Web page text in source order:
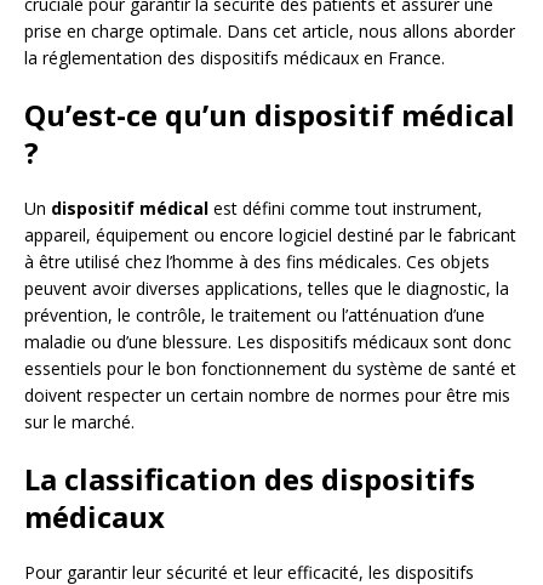
prise en charge optimale. Dans cet article, nous allons aborder
la réglementation des dispositifs médicaux en France.
Qu’est-ce qu’un dispositif médical
?
Un dispositif médical est défini comme tout instrument,
appareil, équipement ou encore logiciel destiné par le fabricant
à être utilisé chez l’homme à des fins médicales. Ces objets
peuvent avoir diverses applications, telles que le diagnostic, la
prévention, le contrôle, le traitement ou l’atténuation d’une
maladie ou d’une blessure. Les dispositifs médicaux sont donc
essentiels pour le bon fonctionnement du système de santé et
doivent respecter un certain nombre de normes pour être mis
sur le marché.
La classification des dispositifs
médicaux
Pour garantir leur sécurité et leur efficacité, les dispositifs